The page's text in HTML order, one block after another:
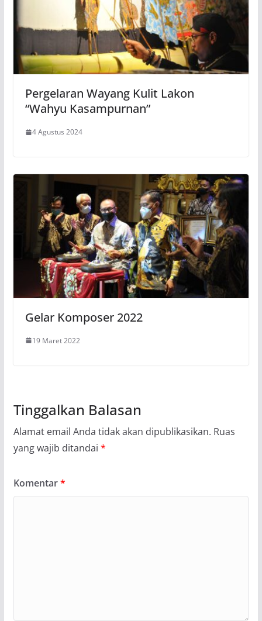
Pergelaran Wayang Kulit Lakon
“Wahyu Kasampurnan”
4 Agustus 2024
Gelar Komposer 2022
19 Maret 2022
Tinggalkan Balasan
Alamat email Anda tidak akan dipublikasikan. Ruas
yang wajib ditandai *
Komentar*